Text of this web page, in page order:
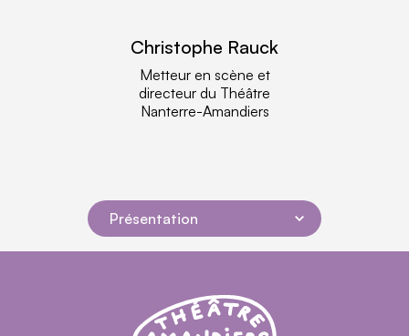
Navigation dans la page
Présentation
Christophe Rauck
Metteur en scène et
directeur du Théâtre
Nanterre-Amandiers
lire plus
Théâtre Nanterre-Amandiers - Centre
Théâtre Nanterre-Amandiers